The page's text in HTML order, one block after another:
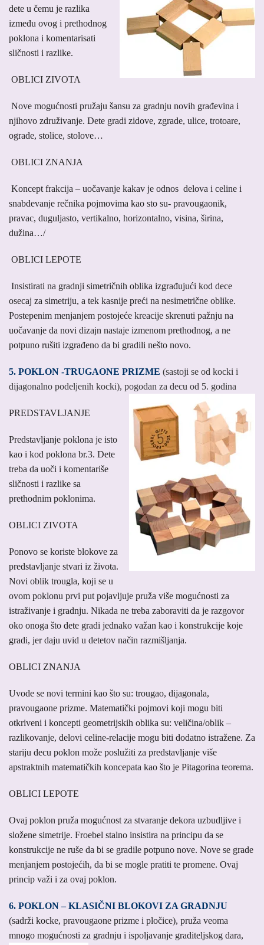
dete u čemu je razlika
između ovog i prethodnog
poklona i komentarisati
sličnosti i razlike.
OBLICI ZIVOTA
Nove mogućnosti pružaju šansu za gradnju novih građevina i
njihovo združivanje. Dete gradi zidove, zgrade, ulice, trotoare,
ograde, stolice, stolove…
OBLICI ZNANJA
Koncept frakcija – uočavanje kakav je odnos delova i celine i
snabdevanje rečnika pojmovima kao sto su- pravougaonik,
pravac, duguljasto, vertikalno, horizontalno, visina, širina,
dužina…/
OBLICI LEPOTE
Insistirati na gradnji simetričnih oblika izgrađujući kod dece
osecaj za simetriju, a tek kasnije preći na nesimetrične oblike.
Postepenim menjanjem postojeće kreacije skrenuti pažnju na
uočavanje da novi dizajn nastaje izmenom prethodnog, a ne
potpuno rušiti izgrađeno da bi gradili nešto novo.
5. POKLON -TRUGAONE PRIZME (sastoji se od kocki i
dijagonalno podeljenih kocki), pogodan za decu od 5. godina
PREDSTAVLJANJE
Predstavljanje poklona je isto
kao i kod poklona br.3. Dete
treba da uoči i komentariše
sličnosti i razlike sa
prethodnim poklonima.
OBLICI ZIVOTA
Ponovo se koriste blokove za
predstavljanje stvari iz života.
Novi oblik trougla, koji se u
ovom poklonu prvi put pojavljuje pruža više mogućnosti za
istraživanje i gradnju. Nikada ne treba zaboraviti da je razgovor
oko onoga što dete gradi jednako važan kao i konstrukcije koje
gradi, jer daju uvid u detetov način razmišljanja.
OBLICI ZNANJA
Uvode se novi termini kao što su: trougao, dijagonala,
pravougaone prizme. Matematički pojmovi koji mogu biti
otkriveni i koncepti geometrijskih oblika su: veličina/oblik –
razlikovanje, delovi celine-relacije mogu biti dodatno istražene. Za
stariju decu poklon može poslužiti za predstavljanje više
apstraktnih matematičkih koncepata kao što je Pitagorina teorema.
OBLICI LEPOTE
Ovaj poklon pruža mogućnost za stvaranje dekora uzbudljive i
složene simetrije. Froebel stalno insistira na principu da se
konstrukcije ne ruše da bi se gradile potpuno nove. Nove se grade
menjanjem postojećih, da bi se mogle pratiti te promene. Ovaj
princip važi i za ovaj poklon.
6. POKLON – KLASIČNI BLOKOVI ZA GRADNJU
(sadrži kocke, pravougaone prizme i pločice), pruža veoma
mnogo mogućnosti za gradnju i ispoljavanje graditeljskog dara,